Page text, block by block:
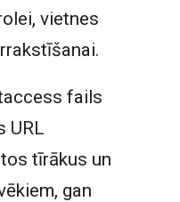
vietnes
fails
URL
tīrākus un
gan